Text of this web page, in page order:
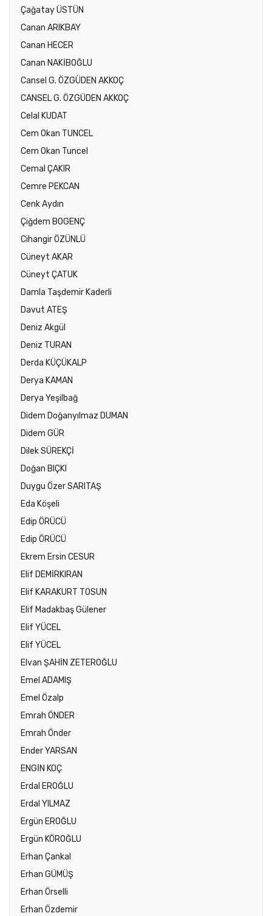
Çağatay ÜSTÜN
Canan ARIKBAY
Canan HECER
Canan NAKİBOĞLU
Cansel G. ÖZGÜDEN AKKOÇ
CANSEL G. ÖZGÜDEN AKKOÇ
Celal KUDAT
Cem Okan TUNCEL
Cem Okan Tuncel
Cemal ÇAKIR
Cemre PEKCAN
Cenk Aydın
Çiğdem BOGENÇ
Cihangir ÖZÜNLÜ
Cüneyt AKAR
Cüneyt ÇATUK
Damla Taşdemir Kaderli
Davut ATEŞ
Deniz Akgül
Deniz TURAN
Derda KÜÇÜKALP
Derya KAMAN
Derya Yeşilbağ
Didem Doğanyılmaz DUMAN
Didem GÜR
Dilek SÜREKÇİ
Doğan BIÇKI
Duygu Özer SARITAŞ
Eda Köşeli
Edip ÖRÜCÜ
Edip ÖRÜCÜ
Ekrem Ersin CESUR
Elif DEMİRKIRAN
Elif KARAKURT TOSUN
Elif Madakbaş Gülener
Elif YÜCEL
Elif YÜCEL
Elvan ŞAHİN ZETEROĞLU
Emel ADAMIŞ
Emel Özalp
Emrah ÖNDER
Emrah Önder
Ender YARSAN
ENGİN KOÇ
Erdal EROĞLU
Erdal YILMAZ
Ergün EROĞLU
Ergün KÖROĞLU
Erhan Çankal
Erhan GÜMÜŞ
Erhan Örselli
Erhan Özdemir